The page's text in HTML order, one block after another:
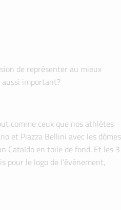
de représenter au mieux
important?
comme ceux que nos athlètes
et Piazza Bellini avec les dômes
Cataldo en toile de fond. Et les 3
pour le logo de l’événement,